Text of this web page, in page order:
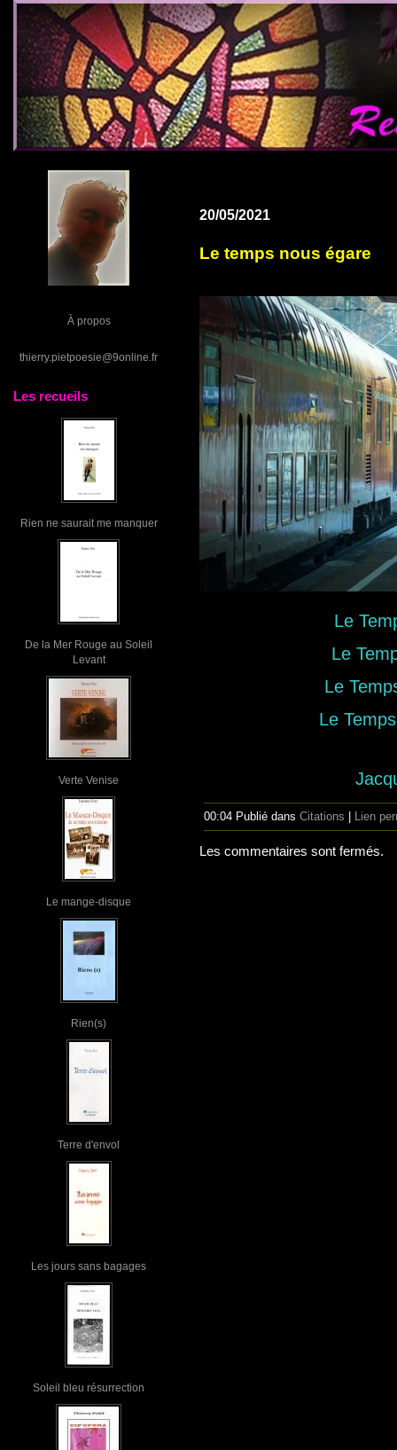
À propos
thierry.pietpoesie@9online.fr
Les recueils
Rien ne saurait me manquer
De la Mer Rouge au Soleil
Levant
Verte Venise
Le mange-disque
Rien(s)
Terre d'envol
Les jours sans bagages
Soleil bleu résurrection
20/05/2021
Le temps nous égare
Le
Le
Le
Le
00:04 Publié dans Citations Lien
Les commentaires sont fermés.